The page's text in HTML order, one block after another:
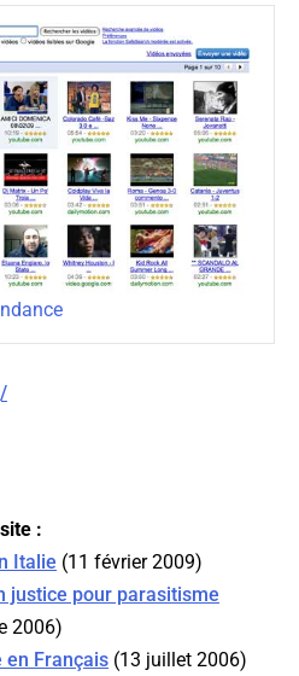
:
Italie (11 février 2009)
justice pour parasitisme
2006)
en Français (13 juillet 2006)